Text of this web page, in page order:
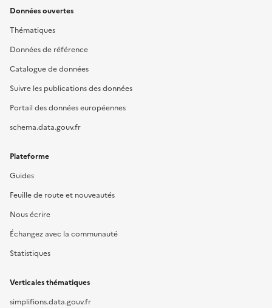
Données ouvertes
Thématiques
Données de référence
Catalogue de données
Suivre les publications des données
Portail des données européennes
schema.data.gouv.fr
Plateforme
Guides
Feuille de route et nouveautés
Nous écrire
Échangez avec la communauté
Statistiques
Verticales thématiques
simplifions.data.gouv.fr